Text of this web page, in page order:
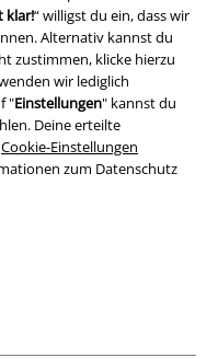
klar!“ willigst du ein, dass wir
Alternativ kannst du
zustimmen, klicke hierzu
wir lediglich
"Einstellungen" kannst du
Deine erteilte
Cookie-Einstellungen
zum Datenschutz